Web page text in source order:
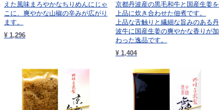
えた風味まろやかなちりめんにじゃ
こに、爽やかな山椒の辛みが広がり
ます。
¥ 1,296
京都丹波産の黒毛和牛と国産生姜を
上品に炊き合わせた佃煮です。
上品な舌触りと繊細な旨みのある丹
波牛に国産生姜の爽やかな香りが加
わった逸品です。
¥ 1,404